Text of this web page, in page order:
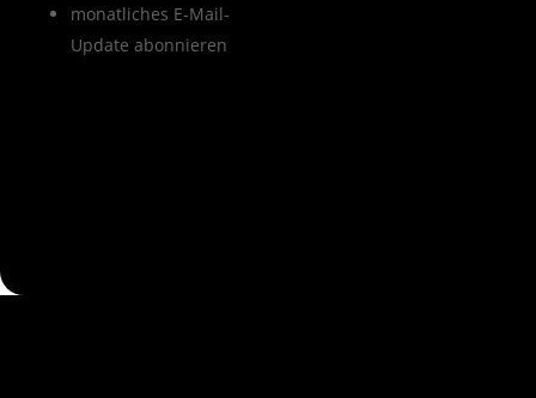
monatliches E-Mail-
Update abonnieren